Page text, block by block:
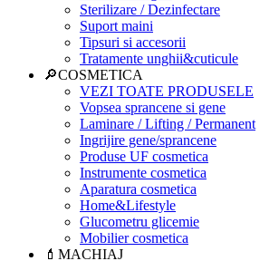
Sterilizare / Dezinfectare
Suport maini
Tipsuri si accesorii
Tratamente unghii&cuticule
🔎COSMETICA
VEZI TOATE PRODUSELE
Vopsea sprancene si gene
Laminare / Lifting / Permanent
Ingrijire gene/sprancene
Produse UF cosmetica
Instrumente cosmetica
Aparatura cosmetica
Home&Lifestyle
Glucometru glicemie
Mobilier cosmetica
💄MACHIAJ